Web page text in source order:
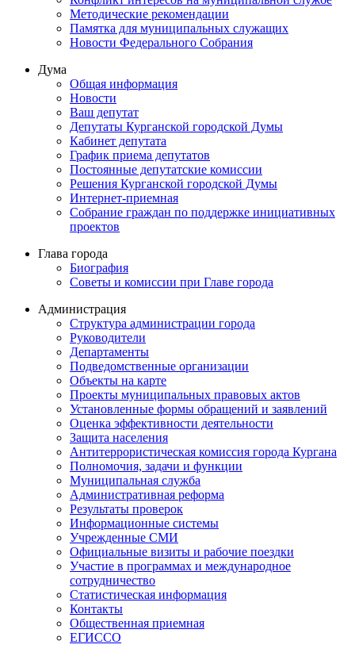
Методические рекомендации
Памятка для муниципальных служащих
Новости Федерального Cобрания
Дума
Общая информация
Новости
Ваш депутат
Депутаты Курганской городской Думы
Кабинет депутата
График приема депутатов
Постоянные депутатские комиссии
Решения Курганской городской Думы
Интернет-приемная
Собрание граждан по поддержке инициативных
проектов
Глава города
Биография
Советы и комиссии при Главе города
Администрация
Структура администрации города
Руководители
Департаменты
Подведомственные организации
Объекты на карте
Проекты муниципальных правовых актов
Установленные формы обращений и заявлений
Оценка эффективности деятельности
Защита населения
Антитеррористическая комиссия города Кургана
Полномочия, задачи и функции
Муниципальная служба
Административная реформа
Результаты проверок
Информационные системы
Учрежденные СМИ
Официальные визиты и рабочие поездки
Участие в программах и международное
сотрудничество
Статистическая информация
Контакты
Общественная приемная
ЕГИССО